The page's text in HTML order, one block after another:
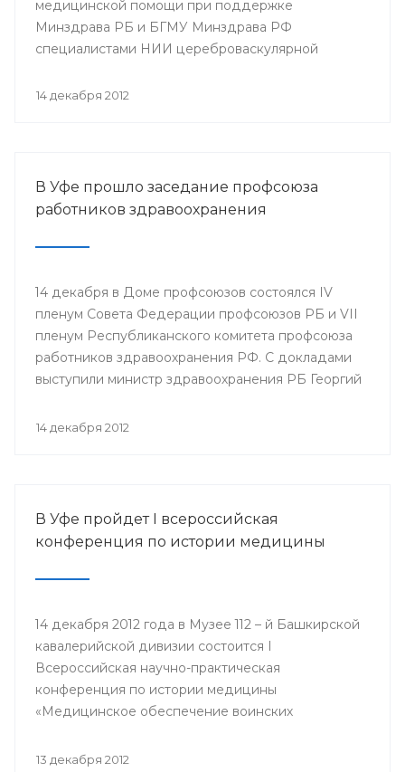
медицинской помощи при поддержке
Минздрава РБ и БГМУ Минздрава РФ
специалистами НИИ цереброваскулярной
(г.Москва) будет проведен мастер-класс.
14 декабря 2012
В Уфе прошло заседание профсоюза
работников здравоохранения
14 декабря в Доме профсоюзов состоялся IV
пленум Совета Федерации профсоюзов РБ и VII
пленум Республиканского комитета профсоюза
работников здравоохранения РФ. С докладами
выступили министр здравоохранения РБ Георгий
организации Башкортостана профсоюза
14 декабря 2012
В Уфе пройдет I всероссийская
конференция по истории медицины
14 декабря 2012 года в Музее 112 – й Башкирской
кавалерийской дивизии состоится I
Всероссийская научно-практическая
конференция по истории медицины
«Медицинское обеспечение воинских
войны».
13 декабря 2012